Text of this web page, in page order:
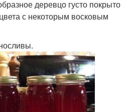
деревцо густо покрыто
с некоторым восковым